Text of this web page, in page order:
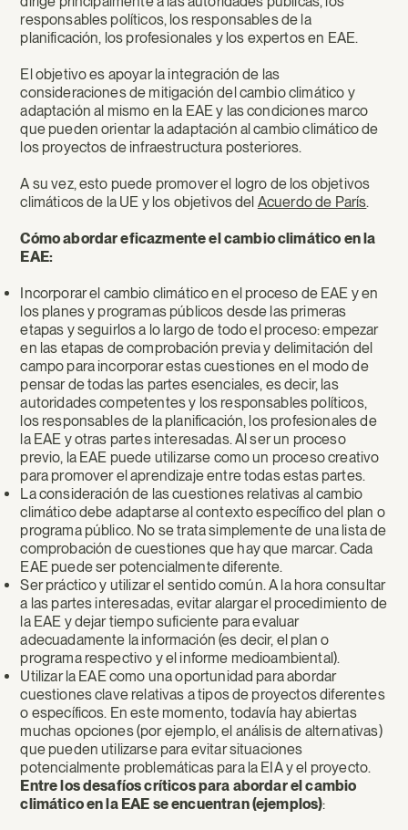
responsables políticos, los responsables de la
planificación, los profesionales y los expertos en EAE.
El objetivo es apoyar la integración de las
consideraciones de mitigación del cambio climático y
adaptación al mismo en la EAE y las condiciones marco
que pueden orientar la adaptación al cambio climático de
los proyectos de infraestructura posteriores.
A su vez, esto puede promover el logro de los objetivos
climáticos de la UE y los objetivos del Acuerdo de París.
Cómo abordar eficazmente el cambio climático en la
EAE:
Incorporar el cambio climático en el proceso de EAE y en
los planes y programas públicos desde las primeras
etapas y seguirlos a lo largo de todo el proceso: empezar
en las etapas de comprobación previa y delimitación del
campo para incorporar estas cuestiones en el modo de
pensar de todas las partes esenciales, es decir, las
autoridades competentes y los responsables políticos,
los responsables de la planificación, los profesionales de
la EAE y otras partes interesadas. Al ser un proceso
previo, la EAE puede utilizarse como un proceso creativo
para promover el aprendizaje entre todas estas partes.
La consideración de las cuestiones relativas al cambio
climático debe adaptarse al contexto específico del plan o
programa público. No se trata simplemente de una lista de
comprobación de cuestiones que hay que marcar. Cada
EAE puede ser potencialmente diferente.
Ser práctico y utilizar el sentido común. A la hora consultar
a las partes interesadas, evitar alargar el procedimiento de
la EAE y dejar tiempo suficiente para evaluar
adecuadamente la información (es decir, el plan o
programa respectivo y el informe medioambiental).
Utilizar la EAE como una oportunidad para abordar
cuestiones clave relativas a tipos de proyectos diferentes
o específicos. En este momento, todavía hay abiertas
muchas opciones (por ejemplo, el análisis de alternativas)
que pueden utilizarse para evitar situaciones
potencialmente problemáticas para la EIA y el proyecto.
Entre los desafíos críticos para abordar el cambio
climático en la EAE se encuentran (ejemplos):